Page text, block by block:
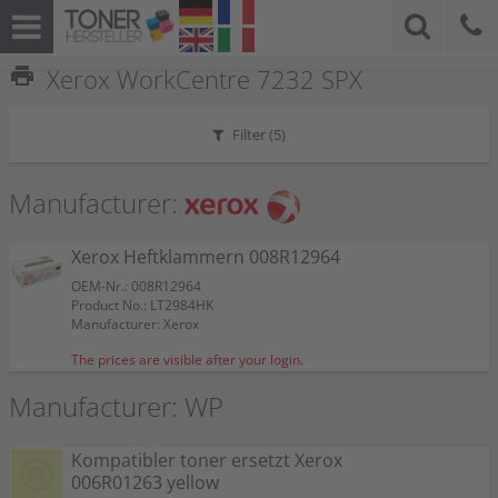
print Xerox WorkCentre 7232 SPX
Filter (5)
Manufacturer:
Xerox Heftklammern 008R12964
OEM-Nr.: 008R12964
Product No.: LT2984HK
Manufacturer: Xerox
The prices are visible after your login.
Manufacturer: WP
Kompatibler toner ersetzt Xerox
006R01263 yellow